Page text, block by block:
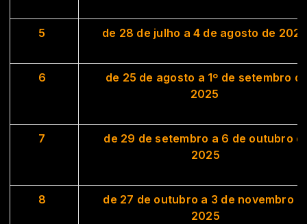
5 de 28 de julho a 4 de agosto de
6
de 25 de agosto a 1º de setembro
2025
7
de 29 de setembro a 6 de outubro
2025
8
de 27 de outubro a 3 de novembro
2025